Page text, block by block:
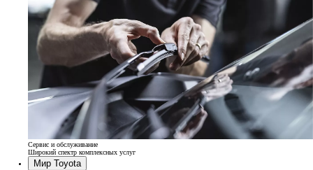
Сервис и обслуживание
Широкий спектр комплексных услуг
Мир Toyota